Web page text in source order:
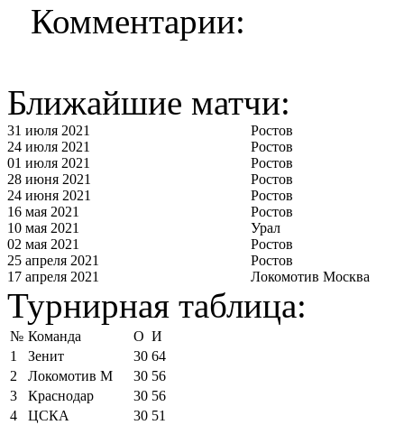
Комментарии:
Ближайшие матчи:
31 июля 2021
Ростов
24 июля 2021
Ростов
01 июля 2021
Ростов
28 июня 2021
Ростов
24 июня 2021
Ростов
16 мая 2021
Ростов
10 мая 2021
Урал
02 мая 2021
Ростов
25 апреля 2021
Ростов
17 апреля 2021
Локомотив Москва
Турнирная таблица:
№ Команда О И
1
Зенит 30 64
2
Локомотив М 30 56
3
Краснодар 30 56
4
ЦСКА 30 51